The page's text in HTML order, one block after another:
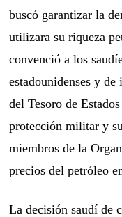
buscó garantizar la
utilizara su riqueza
convenció a los
estadounidenses y
del Tesoro de
protección militar y
miembros de la
precios del petróleo
La decisión saudí de